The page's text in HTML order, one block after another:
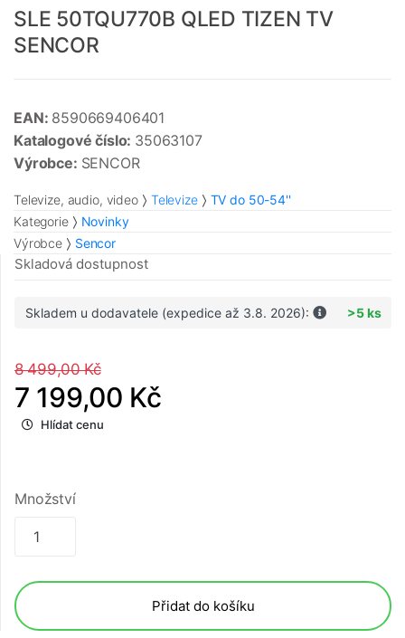
SLE 50TQU770B QLED TIZEN TV
SENCOR
EAN: 8590669406401
Katalogové číslo: 35063107
Výrobce: SENCOR
Televize, audio, video Televize
TV do 50-54''
Kategorie
Novinky
Výrobce
Sencor
Skladová dostupnost
Skladem u dodavatele (expedice až 3.8. 2026): >5 ks
8 499,00 Kč
7 199,00 Kč
Hlídat cenu
Množství
Přidat do košíku